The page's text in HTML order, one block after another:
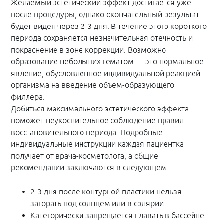
омоложение... Дома я проштудировала интернет,
нашла сайт по теме Фраксель и немного
засомневалась. Уж больно отзывы были пугающими в
плане болезненности самой процедуры и сложности
восстановительного периода. Но меня успокоили,
сказав, что после лазера я буду слегка розовой, а на
следующий день – как после перебора с солярием.
Затем меня намазали толстым слоем
анастезирующего крема, под которым я сидела более
часа. После чего за мной пришла доктор и понеслось...
Я легла на кушетку, сложила руки на груди и стала
ждать боли. Но вместо этого было только
покалывание и доктор то и дело спрашивала меня о
самочувствии. Наконец, спустя минут 10 (мне так
показалось), мне смыли анестетик и намазали лицо
обильно кремом, после чего Ольга Дагиевна
впечатление было не очень страшным: я
спустя 15-20 минут цвет все усиливался. И, когда я уже
одевалась домой, из зеркала на меня смотрел...
медный тазик! Домой пришлось ехать на такси. Хоть
Желаемый эстетический эффект достигается уже
после процедуры, однако окончательный результат
будет виден через 2-3 дня. В течение этого короткого
периода сохраняется незначительная отечность и
покраснение в зоне коррекции. Возможно
образование небольших гематом — это нормальное
явление, обусловленное индивидуальной реакцией
организма на введение объем-образующего
филлера.
Добиться максимального эстетического эффекта
поможет неукоснительное соблюдение правил
восстановительного периода. Подробные
индивидуальные инструкции каждая пациентка
получает от врача-косметолога, а общие
рекомендации заключаются в следующем:
2-3 дня после контурной пластики нельзя
загорать под солнцем или в солярии.
Категорически запрещается плавать в бассейне